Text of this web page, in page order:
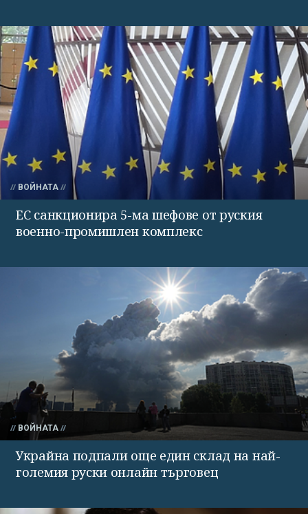
ВОЙНАТА
ЕС санкционира 5-ма шефове от руския
военно-промишлен комплекс
ВОЙНАТА
Украйна подпали още един склад на най-
големия руски онлайн търговец